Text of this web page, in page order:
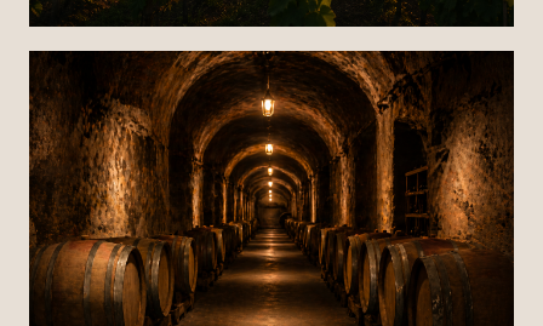
Appellations
Les AOP des vignobles de France